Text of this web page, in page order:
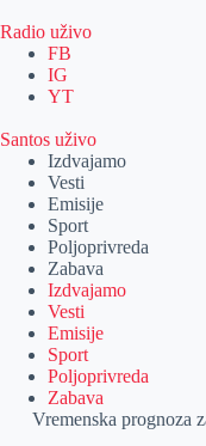
Radio uživo
FB
IG
YT
Santos uživo
Izdvajamo
Vesti
Emisije
Sport
Poljoprivreda
Zabava
Izdvajamo
Vesti
Emisije
Sport
Poljoprivreda
Zabava
Vremenska prognoza